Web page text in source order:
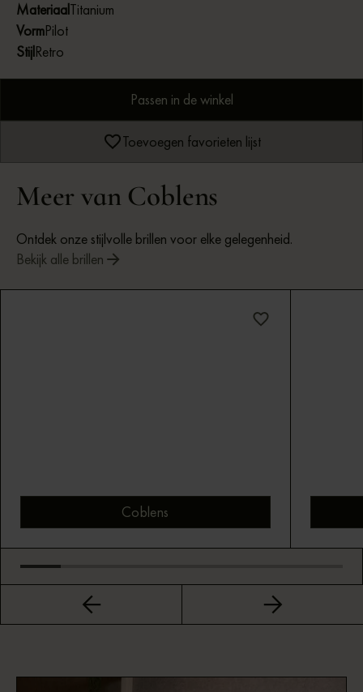
MateriaalTitanium
VormPilot
StijlRetro
Passen in de winkel
Toevoegen favorieten lijst
Meer van Coblens
Ontdek onze stijlvolle brillen voor elke gelegenheid.
Bekijk alle brillen
Coblens
Bekijk montuur